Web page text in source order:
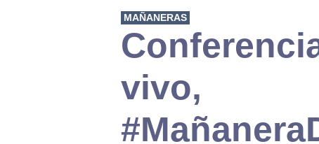
MAÑANERAS
vivo,